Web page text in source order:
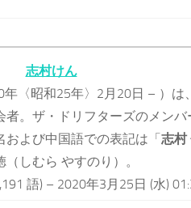
志村けん
年〈昭和25年〉2月20日 – ）は
者。ザ・ドリフターズのメンバ
および中国語での表記は「志村
しむら やすのり）。
語) – 2020年3月25日 (水)